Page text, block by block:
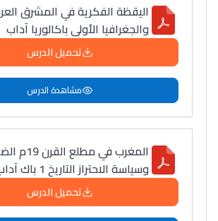
اليقظة الفكرية في المشرق
والجغرافيا الأولى باكالوريا آداب
تحميل الدرس
مشاهدة الدرس
المغرب في
وسياسة الاحتراز التاريخ 1 باك آداب
تحميل الدرس